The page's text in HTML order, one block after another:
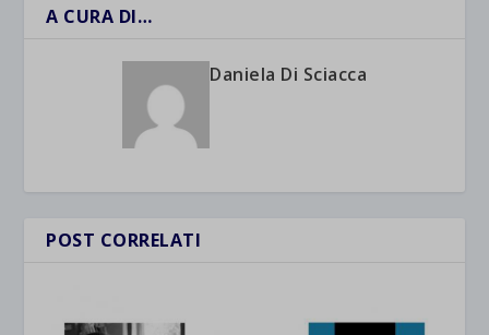
A CURA DI…
Daniela Di Sciacca
POST CORRELATI